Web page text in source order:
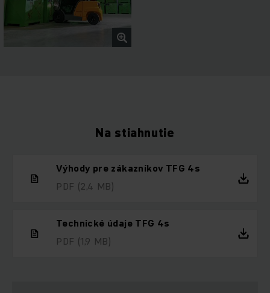
Na stiahnutie
Výhody pre zákazníkov TFG 4s
PDF (2,4 MB)
Technické údaje TFG 4s
PDF (1,9 MB)